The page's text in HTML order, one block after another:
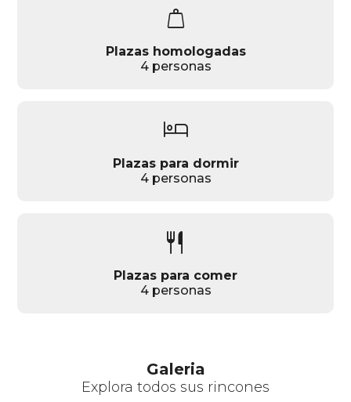
weight
Plazas homologadas
4 personas
hotel
Plazas para dormir
4 personas
restaurant
Plazas para comer
4 personas
Galeria
Explora todos sus rincones